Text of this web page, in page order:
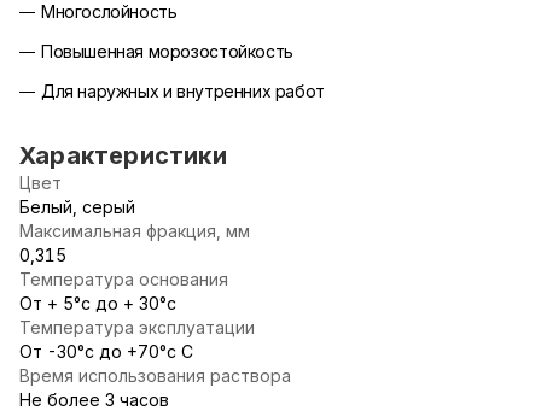
Многослойность
Повышенная морозостойкость
Для наружных и внутренних работ
Характеристики
Цвет
Белый, серый
Максимальная фракция, мм
0,315
Температура основания
От + 5°с до + 30°с
Температура эксплуатации
От -30°c до +70°с С
Время использования раствора
Не более 3 часов